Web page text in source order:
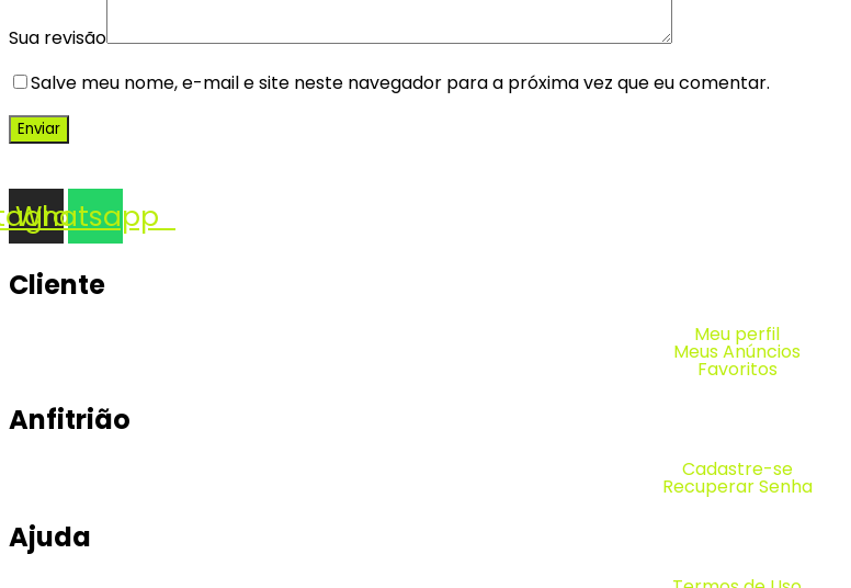
Sua revisão
Salve meu nome, e-mail e site neste navegador para a próxima vez que eu comentar.
Whatsapp
Cliente
Meu perfil
Meus Anúncios
Favoritos
Anfitrião
Cadastre-se
Recuperar Senha
Ajuda